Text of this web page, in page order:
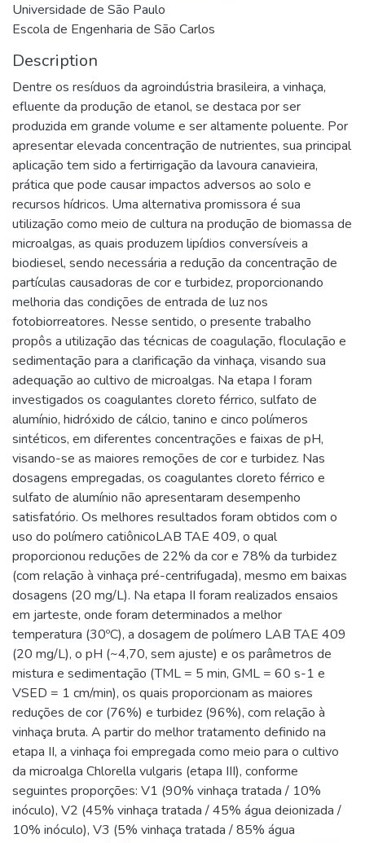
Universidade de São Paulo
Escola de Engenharia de São Carlos
Description
Dentre os resíduos da agroindústria brasileira, a vinhaça,
efluente da produção de etanol, se destaca por ser
produzida em grande volume e ser altamente poluente. Por
apresentar elevada concentração de nutrientes, sua principal
aplicação tem sido a fertirrigação da lavoura canavieira,
prática que pode causar impactos adversos ao solo e
recursos hídricos. Uma alternativa promissora é sua
utilização como meio de cultura na produção de biomassa de
microalgas, as quais produzem lipídios conversíveis a
biodiesel, sendo necessária a redução da concentração de
partículas causadoras de cor e turbidez, proporcionando
melhoria das condições de entrada de luz nos
fotobiorreatores. Nesse sentido, o presente trabalho
propôs a utilização das técnicas de coagulação, floculação e
sedimentação para a clarificação da vinhaça, visando sua
adequação ao cultivo de microalgas. Na etapa I foram
investigados os coagulantes cloreto férrico, sulfato de
alumínio, hidróxido de cálcio, tanino e cinco polímeros
sintéticos, em diferentes concentrações e faixas de pH,
visando-se as maiores remoções de cor e turbidez. Nas
dosagens empregadas, os coagulantes cloreto férrico e
sulfato de alumínio não apresentaram desempenho
satisfatório. Os melhores resultados foram obtidos com o
uso do polímero catiônicoLAB TAE 409, o qual
proporcionou reduções de 22% da cor e 78% da turbidez
(com relação à vinhaça pré-centrifugada), mesmo em baixas
dosagens (20 mg/L). Na etapa II foram realizados ensaios
em jarteste, onde foram determinados a melhor
temperatura (30ºC), a dosagem de polímero LAB TAE 409
(20 mg/L), o pH (~4,70, sem ajuste) e os parâmetros de
mistura e sedimentação (TML = 5 min, GML = 60 s-1 e
VSED = 1 cm/min), os quais proporcionam as maiores
reduções de cor (76%) e turbidez (96%), com relação à
vinhaça bruta. A partir do melhor tratamento definido na
etapa II, a vinhaça foi empregada como meio para o cultivo
da microalga Chlorella vulgaris (etapa III), conforme
seguintes proporções: V1 (90% vinhaça tratada / 10%
inóculo), V2 (45% vinhaça tratada / 45% água deionizada /
10% inóculo), V3 (5% vinhaça tratada / 85% água